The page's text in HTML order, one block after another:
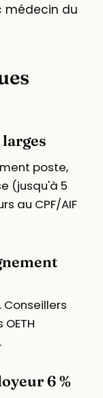
médecin du
poste,
(jusqu'à 5
au CPF/AIF
Conseillers
6 %